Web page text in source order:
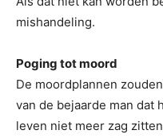
mishandeling.
Poging tot moord
De moordplannen
van de bejaarde man dat
leven niet meer zag